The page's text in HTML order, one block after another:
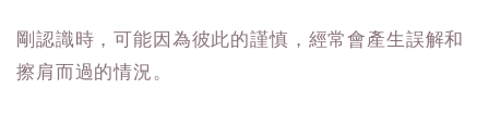
剛認識時，可能因為彼此的謹慎，經常會產生誤解和
擦肩而過的情況。